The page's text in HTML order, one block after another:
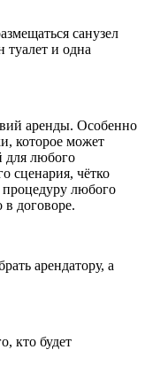
санузел
туалет и одна
аренды. Особенно
которое может
для любого
сценария, чётко
процедуру любого
договоре.
арендатору, а
кто будет